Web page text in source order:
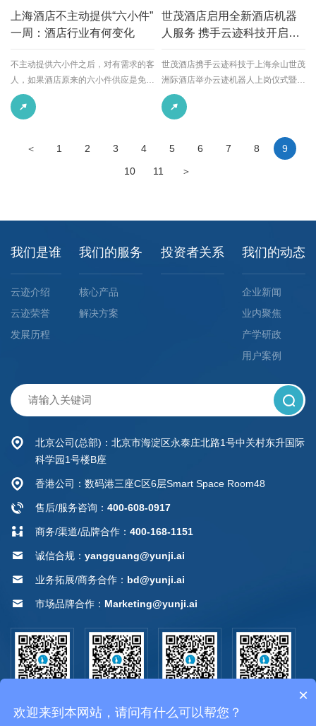
上海酒店不主动提供“六小件”
一周：酒店行业有何变化
不主动提供六小件之后，对有需求的客
人，如果酒店原来的六小件供应是免费
的，新条例实施后的按需提供也不应当
收费。
世茂酒店启用全新酒店机器
人服务 携手云迹科技开启智
世茂酒店携手云迹科技于上海佘山世茂
洲际酒店举办云迹机器人上岗仪式暨合
作发布会，宣布云迹科技商用服务机器
人“润”正式投入旗下酒店日常运营，进
＜ 1 2 3 4 5 6 7 8
9
10
11 ＞
我们是谁
云迹介绍
云迹荣誉
发展历程
我们的服务
核心产品
解决方案
投资者关系 我们的动态
企业新闻
业内聚焦
产学研政
用户案例
北京公司(总部)：北京市海淀区永泰庄北路1号中关村东升国际
科学园1号楼B座
香港公司：数码港三座C区6层Smart Space Room48
售后/服务咨询： 400-608-0917
商务/渠道/品牌合作： 400-168-1151
诚信合规： yangguang@yunji.ai
业务拓展/商务合作： bd@yunji.ai
市场品牌合作： Marketing@yunji.ai
×
欢迎来到本网站，请问有什么可以帮您？